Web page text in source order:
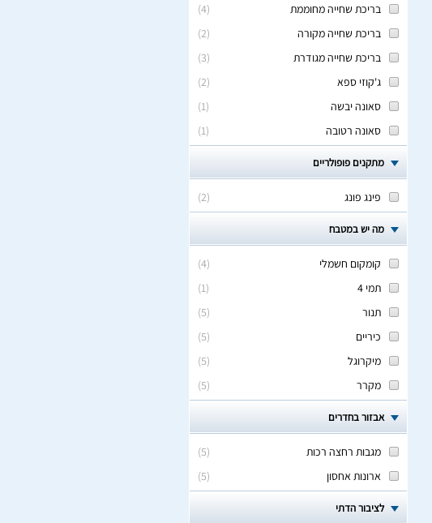
(
4
)
בריכת שחייה מחוממת
(
2
)
בריכת שחייה מקורה
(
3
)
בריכת שחייה מגודרת
(
2
)
ג'קוזי ספא
(
1
)
סאונה יבשה
(
1
) סאונה רטובה
מתקנים פופולריים
(
2
) פינג פונג
מה יש במטבח
(
4
)
קומקום חשמלי
(
1
)
תמי 4
(
5
)
תנור
(
5
)
כיריים
(
5
)
מיקרוגל
(
5
) מקרר
אבזור בחדרים
(
5
)
מגבות רחצה רכות
(
5
) ארונות אחסון
לציבור הדתי